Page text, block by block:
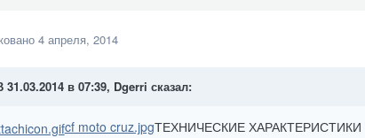
4 апреля, 2014
31.03.2014 в 07:39, Dgerri сказал:
cf moto cruz.jpgТЕХНИЧЕСКИЕ ХАРАКТЕРИСТИКИ